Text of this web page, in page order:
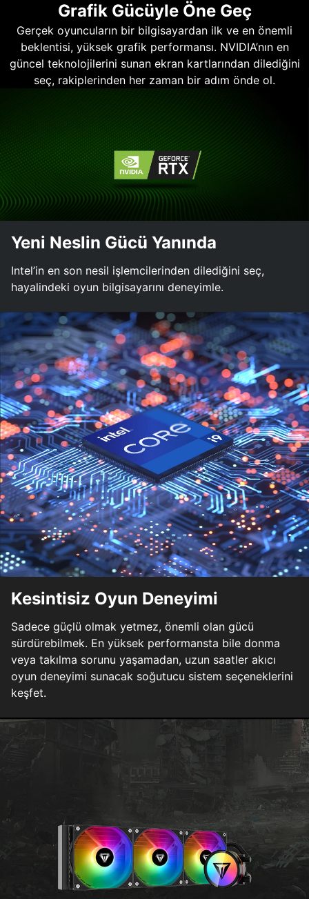
Grafik Gücüyle Öne Geç
Gerçek oyuncuların bir bilgisayardan ilk ve en önemli
beklentisi, yüksek grafik performansı. NVIDIA’nın en
güncel teknolojilerini sunan ekran kartlarından dilediğini
seç, rakiplerinden her zaman bir adım önde ol.
Yeni Neslin Gücü Yanında
Intel’in en son nesil işlemcilerinden dilediğini seç,
hayalindeki oyun bilgisayarını deneyimle.
Kesintisiz Oyun Deneyimi
Sadece güçlü olmak yetmez, önemli olan gücü
sürdürebilmek. En yüksek performansta bile donma
veya takılma sorunu yaşamadan, uzun saatler akıcı
oyun deneyimi sunacak soğutucu sistem seçeneklerini
keşfet.